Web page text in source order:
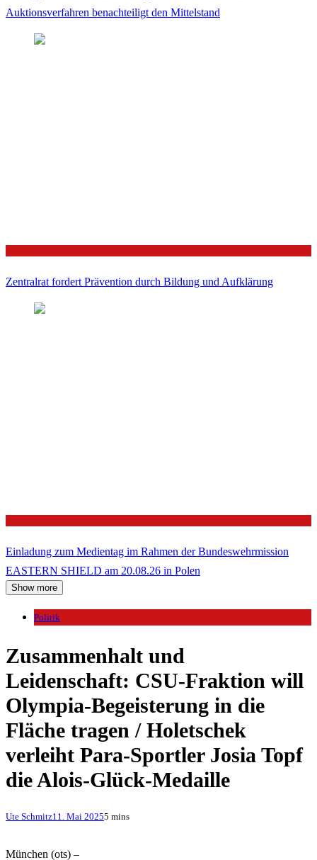
Auktionsverfahren benachteiligt den Mittelstand
Zentralrat fordert Prävention durch Bildung und Aufklärung
Einladung zum Medientag im Rahmen der Bundeswehrmission
EASTERN SHIELD am 20.08.26 in Polen
Show more
Politik
Zusammenhalt und
Leidenschaft: CSU-Fraktion will
Olympia-Begeisterung in die
Fläche tragen / Holetschek
verleiht Para-Sportler Josia Topf
die Alois-Glück-Medaille
Ute Schmitz11. Mai 20255 mins
München (ots) –